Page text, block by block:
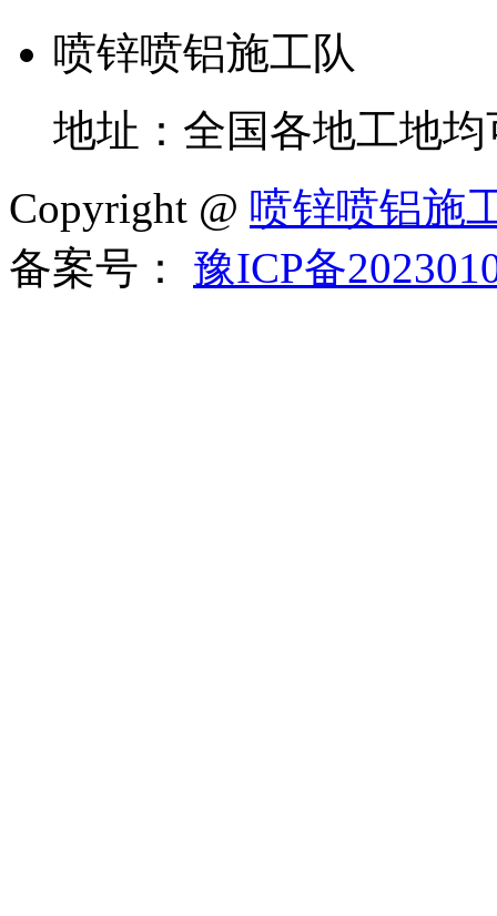
喷锌喷铝施工队
地址：全国各地工地均
Copyright @ 喷锌喷铝施
备案号： 豫ICP备